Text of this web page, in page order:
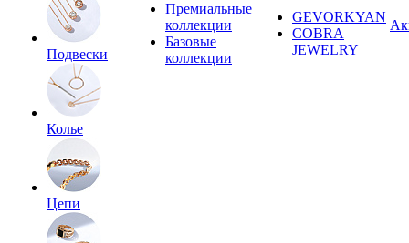
Подвески
Колье
Цепи
Премиальные
коллекции
Базовые
коллекции
GEVORKYAN
COBRA
JEWELRY